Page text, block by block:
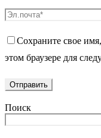
Сохраните свое
этом браузере для
Поиск